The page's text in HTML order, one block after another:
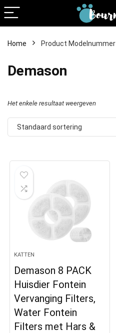
Home Product Modelnummer
Demason
Het enkele resultaat weergeven
Standaard sortering
KATTEN
Demason 8 PACK
Huisdier Fontein
Vervanging Filters,
Water Fontein
Filters met Hars &